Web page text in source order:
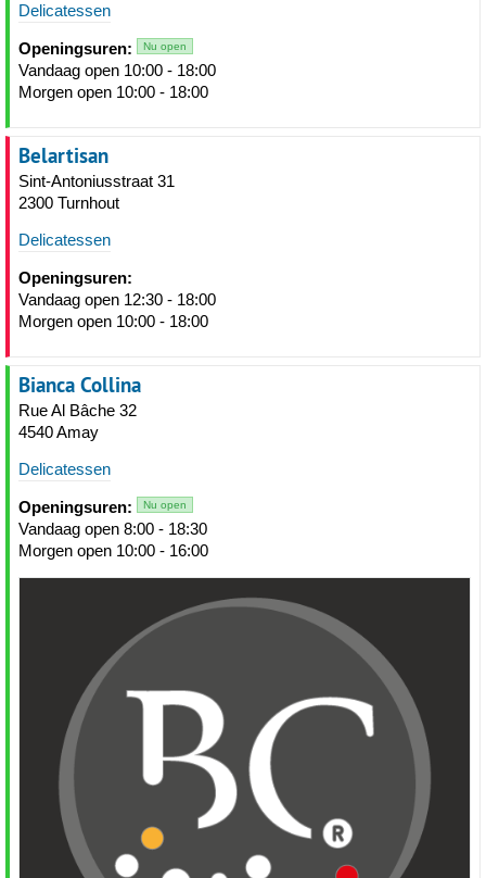
Delicatessen
Openingsuren: Nu open
Vandaag open 10:00 - 18:00
Morgen open 10:00 - 18:00
Belartisan
Sint-Antoniusstraat 31
2300 Turnhout
Delicatessen
Openingsuren:
Vandaag open 12:30 - 18:00
Morgen open 10:00 - 18:00
Bianca Collina
Rue Al Bâche 32
4540 Amay
Delicatessen
Openingsuren: Nu open
Vandaag open 8:00 - 18:30
Morgen open 10:00 - 16:00